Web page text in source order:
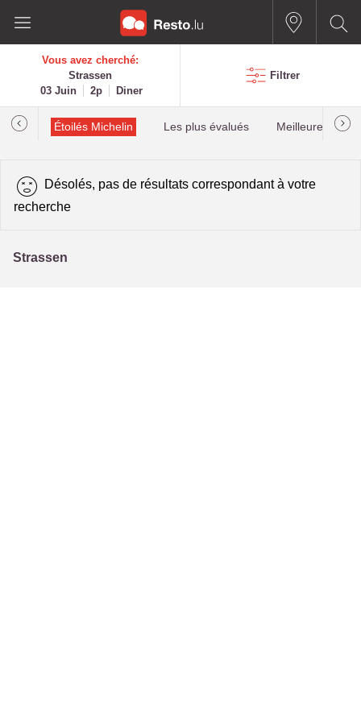
Vous avez cherché:
Strassen
03 Juin
2p Diner
Filtrer
Étoilés Michelin Les plus évalués Meilleures
Désolés, pas de résultats correspondant à votre
recherche
Strassen